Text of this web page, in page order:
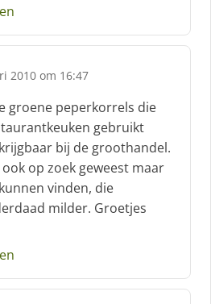
2010 om 16:47
groene peperkorrels die
gebruikt
bij de groothandel.
op zoek geweest maar
vinden, die
milder. Groetjes